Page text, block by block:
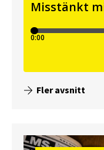
Fler avsnitt